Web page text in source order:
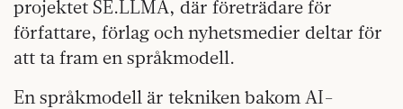
projektet SE.LLMA, där företrädare för
författare, förlag och nyhetsmedier deltar för
att ta fram en språkmodell.
En språkmodell är tekniken bakom AI-